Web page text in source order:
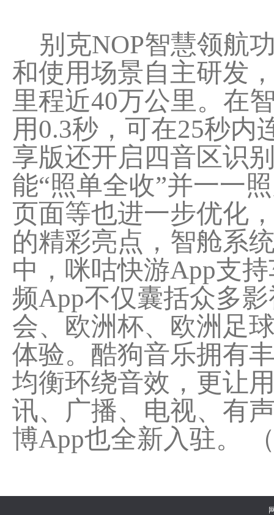
别克NOP智慧领航
和使用场景自主研发
里程近40万公里。在
用0.3秒，可在25秒内
享版还开启四音区识
能“照单全收”并一一
页面等也进一步优化
的精彩亮点，智舱系
中，咪咕快游App支
频App不仅囊括众多
会、欧洲杯、欧洲足
体验。酷狗音乐拥有
均衡环绕音效，更让
讯、广播、电视、有
博App也全新入驻。